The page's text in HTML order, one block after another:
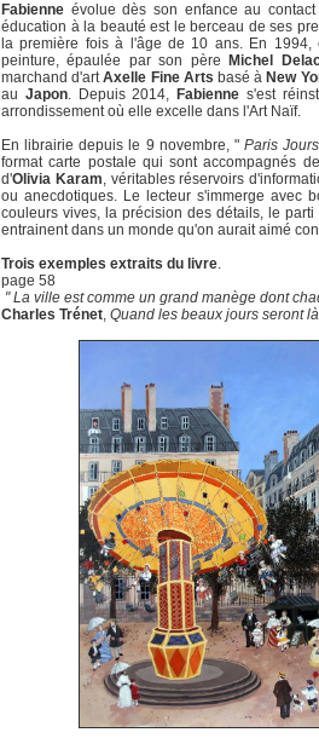
Fabienne évolue dès son enfance au
éducation à la beauté est le berceau de ses
la première fois à l'âge de 10 ans. En
peinture, épaulée par son père
Michel
marchand d'artAxelle Fine Arts basé à New
au Japon. Depuis 2014, Fabienne s'est
arrondissement où elle excelle dans l'Art Naïf.
En librairie depuis le 9 novembre, " Paris
format carte postale qui sont accompagnés
d'Olivia Karam, véritables réservoirs
ou anecdotiques. Le lecteur s'immerge avec
couleurs vives, la précision des détails, le
entrainent dans un monde qu'on aurait aimé
Trois exemples extraits du livre.
page 58
" La ville est comme un grand manège dont
Charles Trénet, Quand les beaux jours seront